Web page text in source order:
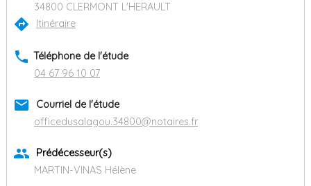
34800 CLERMONT L'HERAULT
directions Itinéraire
phone Téléphone de l'étude
04 67 96 10 07
email
Courriel de l'étude
officedusalagou.34800@notaires.fr
group
Prédécesseur(s)
MARTIN-VINAS Hélène